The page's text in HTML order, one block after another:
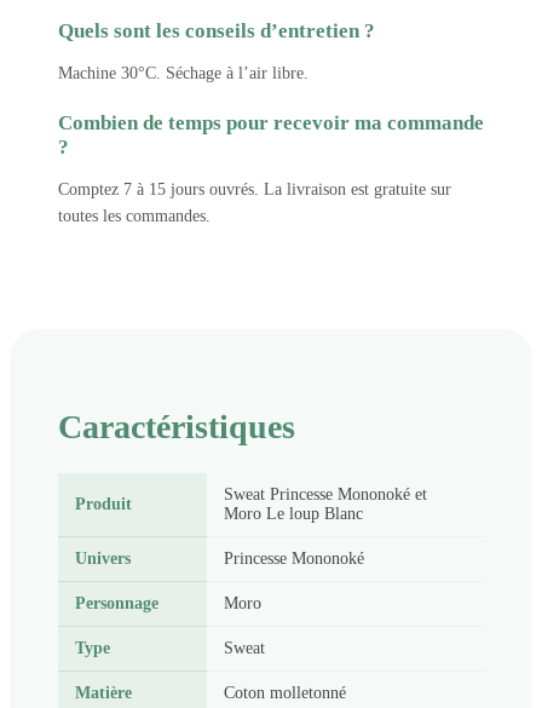
Quels sont les conseils d’entretien ?
Machine 30°C. Séchage à l’air libre.
Combien de temps pour recevoir ma commande
?
Comptez 7 à 15 jours ouvrés. La livraison est gratuite sur
toutes les commandes.
Caractéristiques
Produit
Sweat Princesse Mononoké et
Moro Le loup Blanc
Univers Princesse Mononoké
Personnage Moro
Type Sweat
Matière Coton molletonné